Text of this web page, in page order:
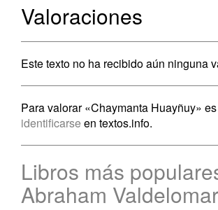
Valoraciones
Este texto no ha recibido aún ninguna
Para valorar «Chaymanta Huayñuy»
identificarse en textos.info.
Libros más
Abraham Valdelomar